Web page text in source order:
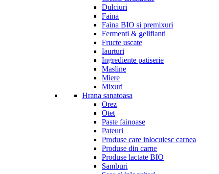
Dulciuri
Faina
Faina BIO si premixuri
Fermenti & gelifianti
Fructe uscate
Iaurturi
Ingrediente patiserie
Masline
Miere
Mixuri
Hrana sanatoasa
Orez
Otet
Paste fainoase
Pateuri
Produse care inlocuiesc carnea
Produse din carne
Produse lactate BIO
Samburi